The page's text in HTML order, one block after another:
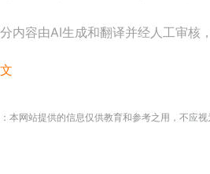
内容由AI生成和翻译并经人工审核
本网站提供的信息仅供教育和参考之用，不应视